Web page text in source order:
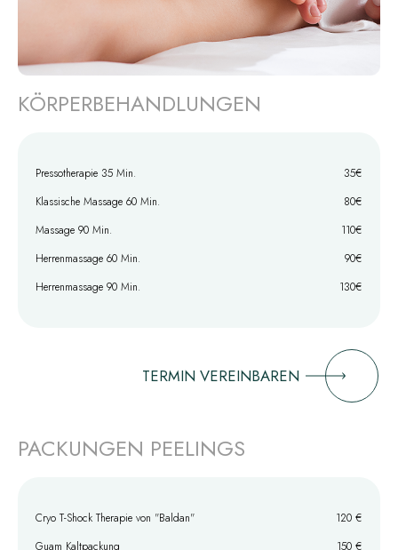
KÖRPERBEHANDLUNGEN
Pressotherapie 35 Min.
Klassische Massage 60 Min.
Massage 90 Min.
Herrenmassage 60 Min.
Herrenmassage 90 Min.
35€
80€
110€
90€
130€
TERMIN VEREINBAREN
PACKUNGEN PEELINGS
Cryo T-Shock Therapie von "Baldan"
120 €